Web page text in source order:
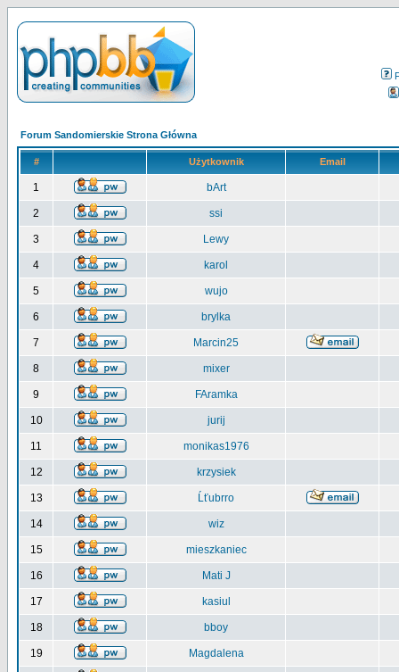
Forum Sandomierskie Strona Główna
# Użytkownik Email
1 bArt
2 ssi
3 Lewy
4 karol
5 wujo
6 brylka
7 Marcin25
8 mixer
9 FAramka
10 jurij
11 monikas1976
12 krzysiek
13 Ĺťubrro
14 wiz
15 mieszkaniec
16 Mati J
17 kasiul
18 bboy
19 Magdalena